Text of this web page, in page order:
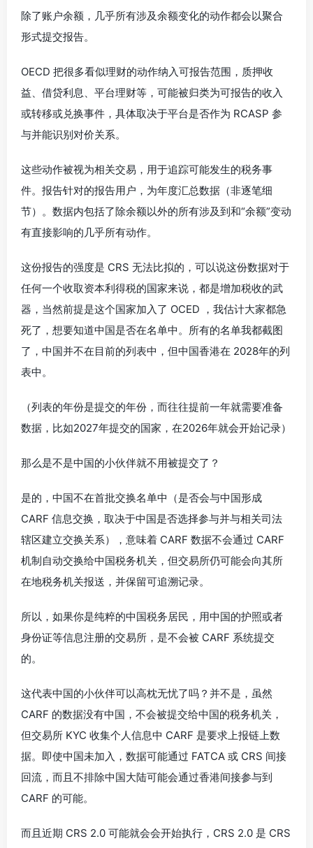
除了账户余额，几乎所有涉及余额变化的动作都会以聚合
形式提交报告。
OECD 把很多看似理财的动作纳入可报告范围，质押收
益、借贷利息、平台理财等，可能被归类为可报告的收入
或转移或兑换事件，具体取决于平台是否作为 RCASP 参
与并能识别对价关系。
这些动作被视为相关交易，用于追踪可能发生的税务事
件。报告针对的报告用户，为年度汇总数据（非逐笔细
节）。数据内包括了除余额以外的所有涉及到和“余额”变动
有直接影响的几乎所有动作。
这份报告的强度是 CRS 无法比拟的，可以说这份数据对于
任何一个收取资本利得税的国家来说，都是增加税收的武
器，当然前提是这个国家加入了 OCED ，我估计大家都急
死了，想要知道中国是否在名单中。所有的名单我都截图
了，中国并不在目前的列表中，但中国香港在 2028年的列
表中。
（列表的年份是提交的年份，而往往提前一年就需要准备
数据，比如2027年提交的国家，在2026年就会开始记录）
那么是不是中国的小伙伴就不用被提交了？
是的，中国不在首批交换名单中（是否会与中国形成
CARF 信息交换，取决于中国是否选择参与并与相关司法
辖区建立交换关系），意味着 CARF 数据不会通过 CARF
机制自动交换给中国税务机关，但交易所仍可能会向其所
在地税务机关报送，并保留可追溯记录。
所以，如果你是纯粹的中国税务居民，用中国的护照或者
身份证等信息注册的交易所，是不会被 CARF 系统提交
的。
这代表中国的小伙伴可以高枕无忧了吗？并不是，虽然
CARF 的数据没有中国，不会被提交给中国的税务机关，
但交易所 KYC 收集个人信息中 CARF 是要求上报链上数
据。即使中国未加入，数据可能通过 FATCA 或 CRS 间接
回流，而且不排除中国大陆可能会通过香港间接参与到
CARF 的可能。
而且近期 CRS 2.0 可能就会会开始执行，CRS 2.0 是 CRS